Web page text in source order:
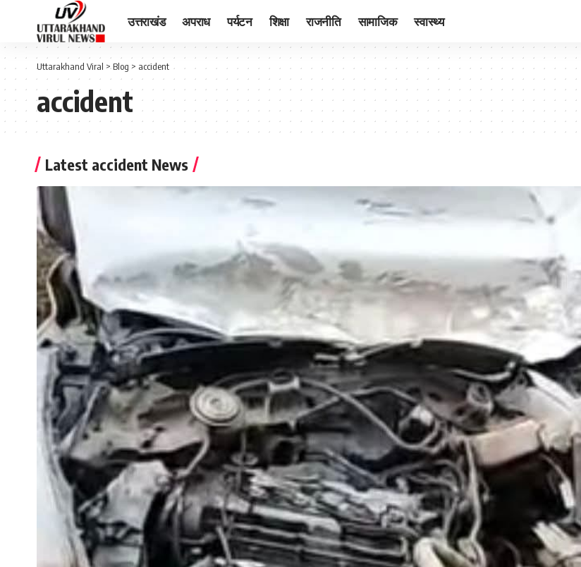
उत्तराखंड अपराध पर्यटन शिक्षा राजनीति सामाजिक स्वास्थ्य
Uttarakhand Viral >Blog > accident
accident
Latest accident News